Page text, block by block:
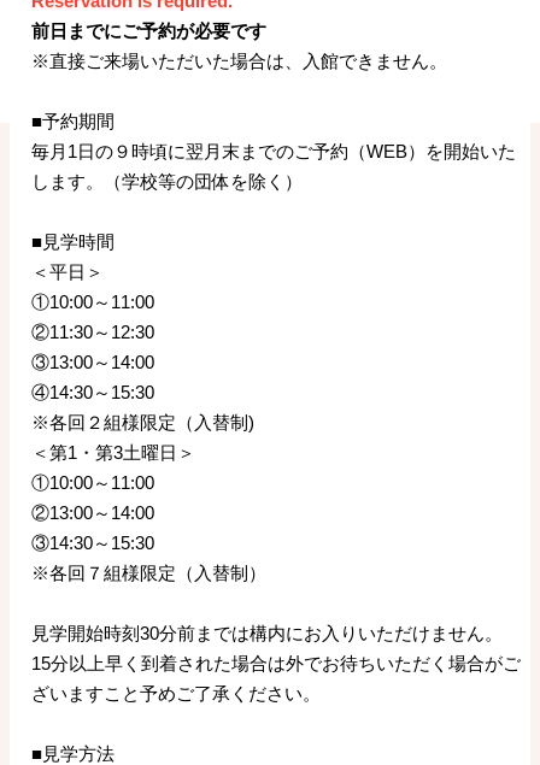
前日までにご予約が必要です
※直接ご来場いただいた場合は、入館できません。
■予約期間
毎月1日の９時頃に翌月末までのご予約（WEB）を開始いた
します。（学校等の団体を除く）
■見学時間
＜平日＞
①10:00～11:00
②11:30～12:30
③13:00～14:00
④14:30～15:30
※各回２組様限定（入替制)
＜第1・第3土曜日＞
①10:00～11:00
②13:00～14:00
③14:30～15:30
※各回７組様限定（入替制）
見学開始時刻30分前までは構内にお入りいただけません。
15分以上早く到着された場合は外でお待ちいただく場合がご
ざいますこと予めご了承ください。
■見学方法